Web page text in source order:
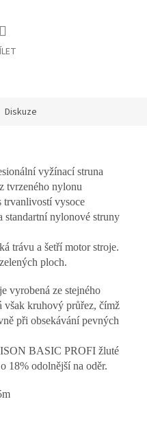
Diskuze
vyžínací struna
tvrzeného nylonu
trvanlivostí vysoce
standartní nylonové struny
trávu a šetří motor stroje.
ploch.
vyrobená ze stejného
však kruhový průřez, čímž
při obsekávání pevných
BASIC PROFI žluté
18% odolnější na oděr.